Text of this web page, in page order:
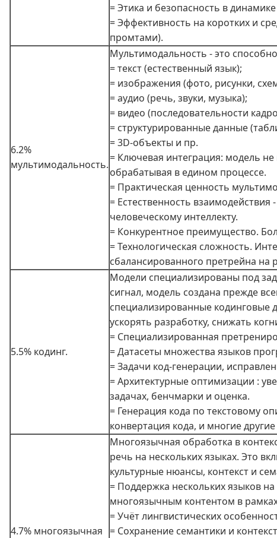
= Этика и безопасность в
= Эффективность на коротких и
промтами).
6.2%
мультимодальность.
Мультимодальность - это
= текст (естественный язык);
= изображения (фото, рисунки,
= аудио (речь, звуки, музыка);
= видео (последовательности
= структурированные данные
= 3D‑объекты и пр.
= Ключевая интеграция: модель
обрабатывая в едином процессе.
= Практическая ценность
= Естественность
человеческому интеллекту.
= Конкурентное преимущество.
= Технологическая сложность.
сбалансированного претрейна на
5.5% кодинг.
Модели специализированы под
сигнал, модель создана прежде
специализированные кодинговые
ускорять разработку, снижать
= Специализированная
= Датасеты множества языков
= Задачи код-генерации,
= Архитектурные оптимизации :
задачах, бенчмарки и оценка.
= Генерация кода по текстовому
конвертация кода, и многие
4.7% многоязычная
Многоязычная обработка в
речь на нескольких языках. Это
культурные нюансы, контекст и
= Поддержка нескольких языков
многоязычным контентом в
= Учёт лингвистических
= Сохранение семантики и